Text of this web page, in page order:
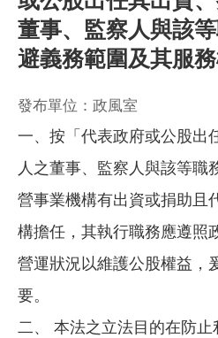
董事、監察人與該
避義務範圍及其服
發布單位：政風室
一、按「代表政府或公股出
人之董事、監察人與該等職
營事業機構有出資或捐助且
構擔任，其執行職務應遵照
營運狀況以維護公股權益，
要。
二、 本法之立法目的在防